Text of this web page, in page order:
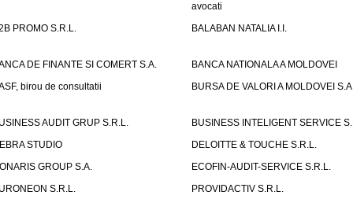
avocati
PROMO S.R.L.
BALABAN NATALIA I.I.
DE FINANTE SI COMERT S.A.
BANCA NATIONALA A MOLDOVEI
birou de consultatii
BURSA DE VALORI A MOLDOVEI
AUDIT GRUP S.R.L.
BUSINESS INTELIGENT SERVICE
STUDIO
DELOITTE & TOUCHE S.R.L.
GROUP S.A.
ECOFIN-AUDIT-SERVICE S.R.L.
S.R.L.
PROVIDACTIV S.R.L.